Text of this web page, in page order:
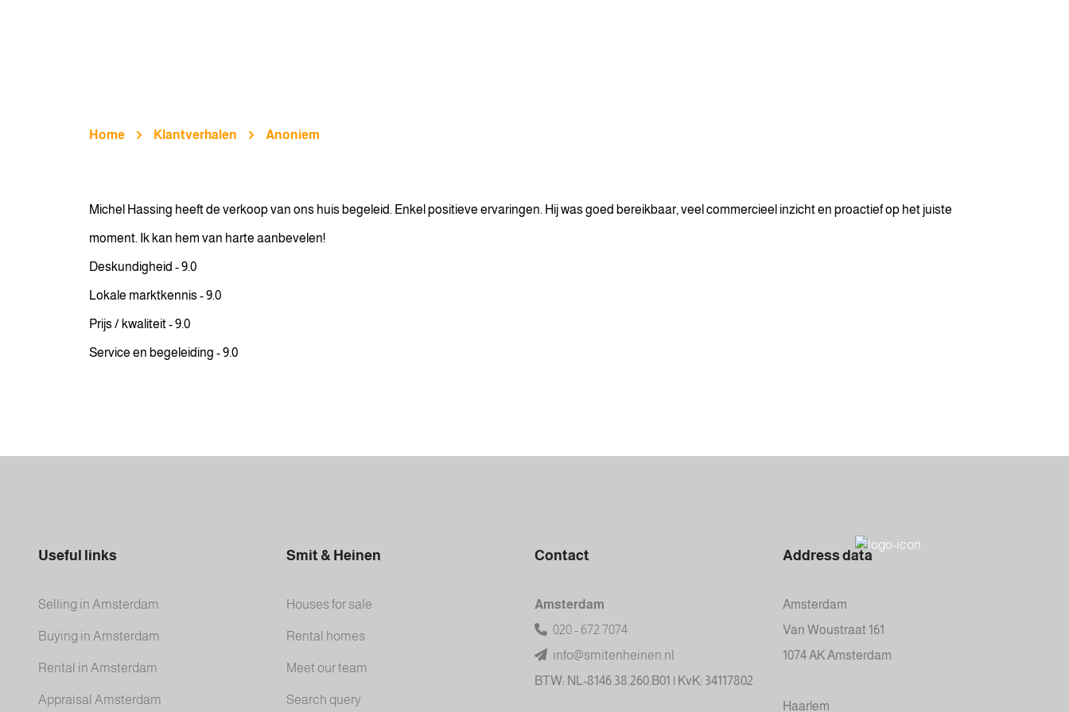
Home Klantverhalen Anoniem
Michel Hassing heeft de verkoop van ons huis begeleid. Enkel positieve ervaringen. Hij was goed bereikbaar, veel commercieel inzicht en proactief op het juiste
moment. Ik kan hem van harte aanbevelen!
Deskundigheid - 9.0
Lokale marktkennis - 9.0
Prijs / kwaliteit - 9.0
Service en begeleiding - 9.0
Useful links
Selling in Amsterdam
Buying in Amsterdam
Rental in Amsterdam
Appraisal Amsterdam
Smit & Heinen
Houses for sale
Rental homes
Meet our team
Search query
Contact
Amsterdam
020 - 672 7074
info@smitenheinen.nl
BTW: NL-8146.38.260.B01 | KvK: 34117802
Address data
Amsterdam
Van Woustraat 161
1074 AK Amsterdam
Haarlem